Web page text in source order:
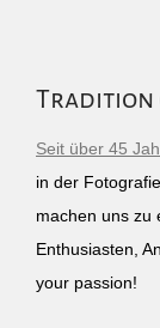
Tradition
Seit über 45
in der
machen uns zu
Enthusiasten,
your passion!